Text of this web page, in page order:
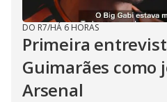
DO R7/HÁ 6 HORAS
Primeira
Guimarães como
Arsenal